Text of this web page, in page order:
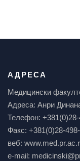
АДРЕСА
Медицински
Адреса: Анри
Телефон: +381(0)28-
Факс: +381(0)28-
веб:
e-mail: